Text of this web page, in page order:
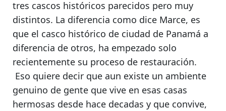
tres cascos históricos parecidos pero muy
distintos. La diferencia como dice Marce, es
que el casco histórico de ciudad de Panamá a
diferencia de otros, ha empezado solo
recientemente su proceso de restauración.
Eso quiere decir que aun existe un ambiente
genuino de gente que vive en esas casas
hermosas desde hace decadas y que convive,